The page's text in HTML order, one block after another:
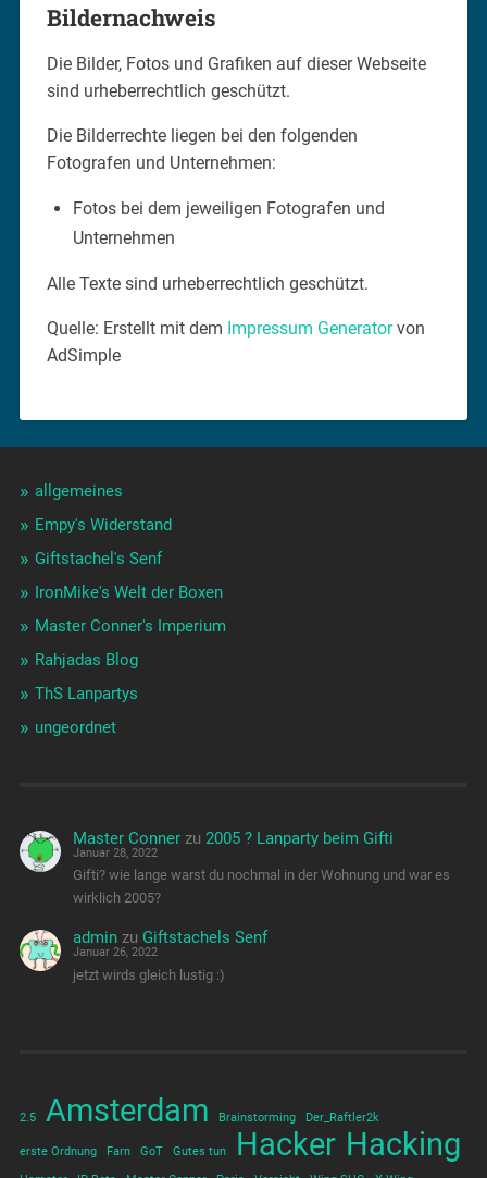
Bildernachweis
Die Bilder, Fotos und Grafiken auf dieser Webseite
sind urheberrechtlich geschützt.
Die Bilderrechte liegen bei den folgenden
Fotografen und Unternehmen:
Fotos bei dem jeweiligen Fotografen und
Unternehmen
Alle Texte sind urheberrechtlich geschützt.
Quelle: Erstellt mit dem Impressum Generatorvon
AdSimple
allgemeines
Empy's Widerstand
Giftstachel's Senf
IronMike's Welt der Boxen
Master Conner's Imperium
Rahjadas Blog
ThS Lanpartys
ungeordnet
Master Conner zu2005 ? Lanparty beim Gifti
Januar 28, 2022
Gifti? wie lange warst du nochmal in der Wohnung und war es
wirklich 2005?
admin zu Giftstachels Senf
Januar 26, 2022
jetzt wirds gleich lustig :)
2.5 Amsterdam Brainstorming Der_Raftler2k
erste Ordnung Farn GoT Gutes tun Hacker Hacking